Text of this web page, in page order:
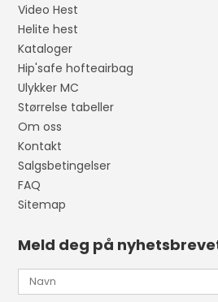
Video Hest
Helite hest
Kataloger
Hip'safe hofteairbag
Ulykker MC
Størrelse tabeller
Om oss
Kontakt
Salgsbetingelser
FAQ
Sitemap
Meld deg på